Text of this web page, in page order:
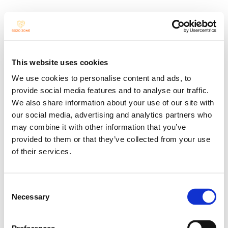
This website uses cookies
We use cookies to personalise content and ads, to
provide social media features and to analyse our traffic.
We also share information about your use of our site with
our social media, advertising and analytics partners who
may combine it with other information that you’ve
provided to them or that they’ve collected from your use
of their services.
Selection
Necessary
The grass withers
and the flowers
fade...
eine
für die Bühne von